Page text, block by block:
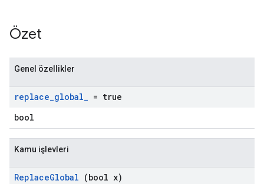
Özet
Genel özellikler
replace_global_ = true
bool
Kamu işlevleri
ReplaceGlobal (bool x)